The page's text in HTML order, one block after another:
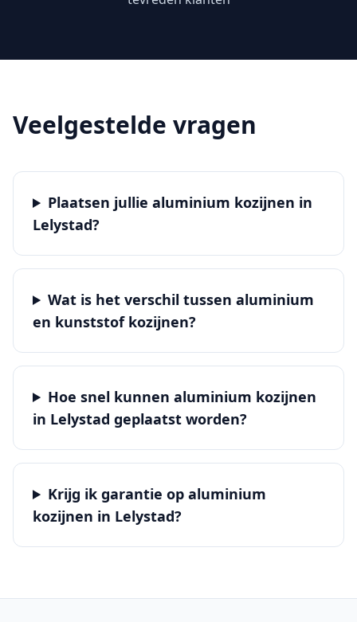
Veelgestelde vragen
Plaatsen jullie aluminium kozijnen in
Lelystad?
Wat is het verschil tussen aluminium
en kunststof kozijnen?
Hoe snel kunnen aluminium kozijnen
in Lelystad geplaatst worden?
Krijg ik garantie op aluminium
kozijnen in Lelystad?